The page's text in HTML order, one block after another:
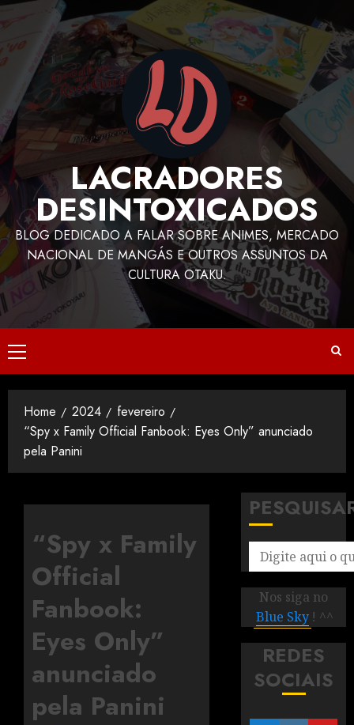
LACRADORES
DESINTOXICADOS
BLOG DEDICADO A FALAR SOBRE ANIMES, MERCADO
NACIONAL DE MANGÁS E OUTROS ASSUNTOS DA
CULTURA OTAKU.
Home 2024
fevereiro
“Spy x Family Official Fanbook: Eyes Only” anunciado
pela Panini
“Spy x Family
Official
Fanbook:
Eyes Only”
anunciado
pela Panini
Nos siga no
Blue Sky ! ^^
REDES
SOCIAIS